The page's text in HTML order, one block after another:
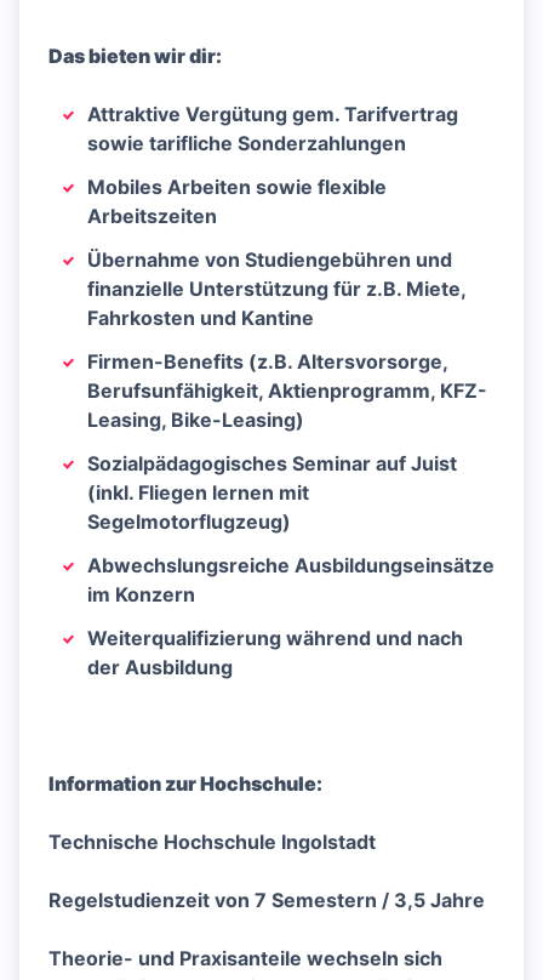
Das bieten wir dir:
Attraktive Vergütung gem. Tarifvertrag
sowie tarifliche Sonderzahlungen
Mobiles Arbeiten sowie flexible
Arbeitszeiten
Übernahme von Studiengebühren und
finanzielle Unterstützung für z.B. Miete,
Fahrkosten und Kantine
Firmen-Benefits (z.B. Altersvorsorge,
Berufsunfähigkeit, Aktienprogramm, KFZ-
Leasing, Bike-Leasing)
Sozialpädagogisches Seminar auf Juist
(inkl. Fliegen lernen mit
Segelmotorflugzeug)
Abwechslungsreiche Ausbildungseinsätze
im Konzern
Weiterqualifizierung während und nach
der Ausbildung
Information zur Hochschule:
Technische Hochschule Ingolstadt
Regelstudienzeit von 7 Semestern / 3,5 Jahre
Theorie- und Praxisanteile wechseln sich